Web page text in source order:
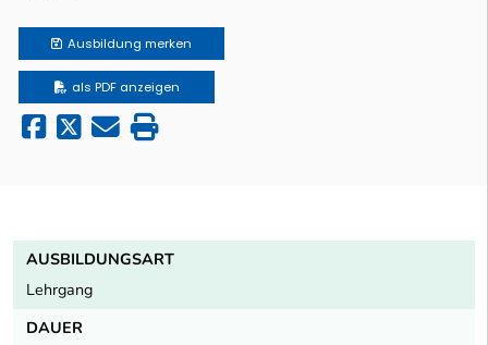
Ausbildung merken
als PDF anzeigen
AUSBILDUNGSART
Lehrgang
DAUER